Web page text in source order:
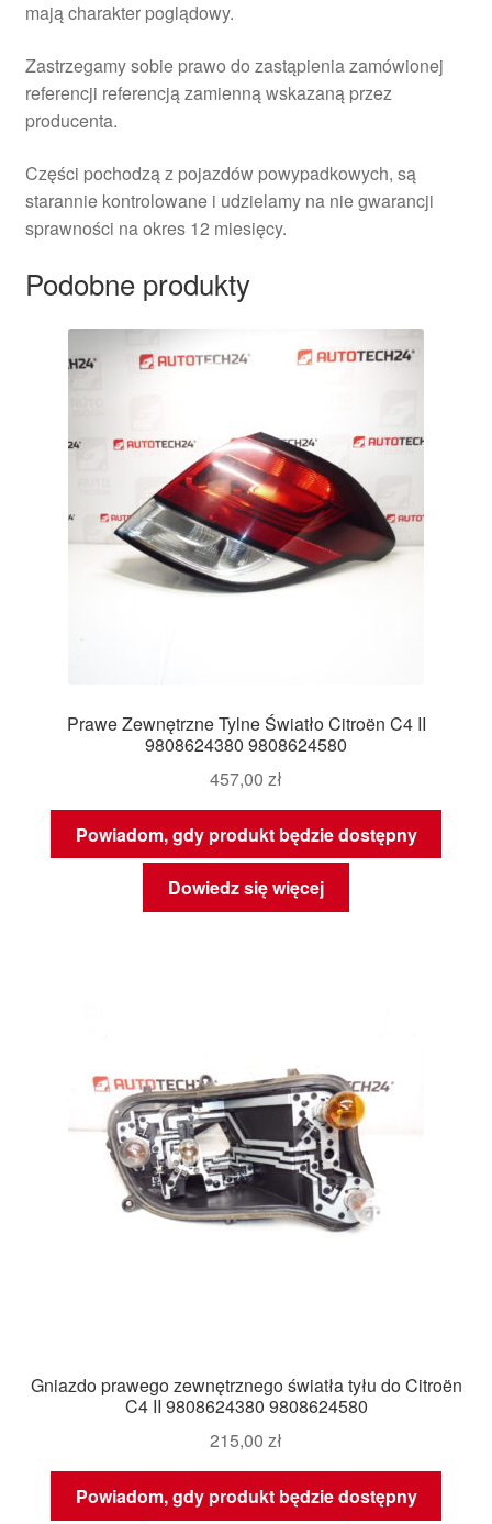
mają charakter poglądowy.
Zastrzegamy sobie prawo do zastąpienia zamówionej
referencji referencją zamienną wskazaną przez
producenta.
Części pochodzą z pojazdów powypadkowych, są
starannie kontrolowane i udzielamy na nie gwarancji
sprawności na okres 12 miesięcy.
Podobne produkty
Prawe Zewnętrzne Tylne Światło Citroën C4 II
9808624380 9808624580
457,00 zł
Powiadom, gdy produkt będzie dostępny
Dowiedz się więcej
Gniazdo prawego zewnętrznego światła tyłu do Citroën
C4 II 9808624380 9808624580
215,00 zł
Powiadom, gdy produkt będzie dostępny